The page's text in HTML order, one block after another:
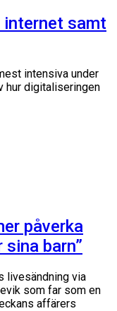
internet samt
intensiva under
hur digitaliseringen
påverka
barn”
livesändning via
som far som en
affärers